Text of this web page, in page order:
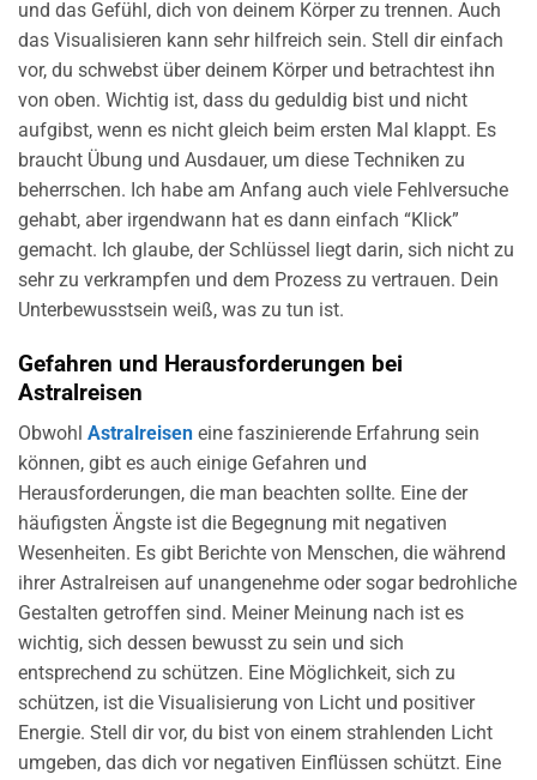
und das Gefühl, dich von deinem Körper zu trennen. Auch
das Visualisieren kann sehr hilfreich sein. Stell dir einfach
vor, du schwebst über deinem Körper und betrachtest ihn
von oben. Wichtig ist, dass du geduldig bist und nicht
aufgibst, wenn es nicht gleich beim ersten Mal klappt. Es
braucht Übung und Ausdauer, um diese Techniken zu
beherrschen. Ich habe am Anfang auch viele Fehlversuche
gehabt, aber irgendwann hat es dann einfach “Klick”
gemacht. Ich glaube, der Schlüssel liegt darin, sich nicht zu
sehr zu verkrampfen und dem Prozess zu vertrauen. Dein
Unterbewusstsein weiß, was zu tun ist.
Gefahren und Herausforderungen bei
Astralreisen
Obwohl Astralreisen eine faszinierende Erfahrung sein
können, gibt es auch einige Gefahren und
Herausforderungen, die man beachten sollte. Eine der
häufigsten Ängste ist die Begegnung mit negativen
Wesenheiten. Es gibt Berichte von Menschen, die während
ihrer Astralreisen auf unangenehme oder sogar bedrohliche
Gestalten getroffen sind. Meiner Meinung nach ist es
wichtig, sich dessen bewusst zu sein und sich
entsprechend zu schützen. Eine Möglichkeit, sich zu
schützen, ist die Visualisierung von Licht und positiver
Energie. Stell dir vor, du bist von einem strahlenden Licht
umgeben, das dich vor negativen Einflüssen schützt. Eine